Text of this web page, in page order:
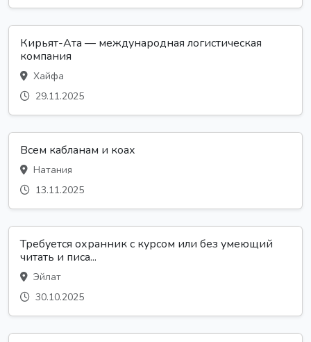
Кирьят-Ата — международная логистическая
компания
Хайфа
29.11.2025
Всем кабланам и коах
Натания
13.11.2025
Требуется охранник с курсом или без умеющий
читать и писа...
Эйлат
30.10.2025